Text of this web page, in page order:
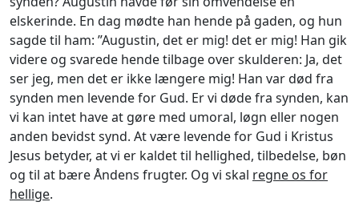
elskerinde. En dag mødte han hende på gaden, og hun
sagde til ham: ”Augustin, det er mig! det er mig! Han gik
videre og svarede hende tilbage over skulderen: Ja, det
ser jeg, men det er ikke længere mig! Han var død fra
synden men levende for Gud. Er vi døde fra synden, kan
vi kan intet have at gøre med umoral, løgn eller nogen
anden bevidst synd. At være levende for Gud i Kristus
Jesus betyder, at vi er kaldet til hellighed, tilbedelse, bøn
og til at bære Åndens frugter. Og vi skal regne os for
hellige.